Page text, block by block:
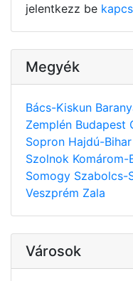
jelentkezz be
Megyék
Bács-Kiskun
Zemplén Budapest
Sopron Hajdú-Bihar
Szolnok Komárom-
Somogy Szabolcs-
Veszprém Zala
Városok